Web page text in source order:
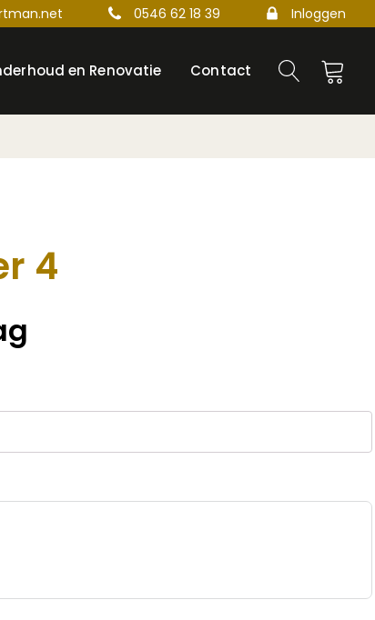
0546 62 18 39 Inloggen
en Renovatie Contact
4